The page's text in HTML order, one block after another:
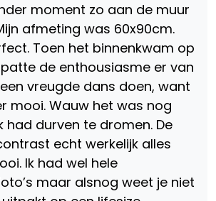
moment zo aan de muur
afmeting was 60x90cm.
Toen het binnenkwam op
de enthousiasme er van
vreugde dans doen, want
mooi. Wauw het was nog
had durven te dromen. De
echt werkelijk alles
Ik had wel hele
maar alsnog weet je niet